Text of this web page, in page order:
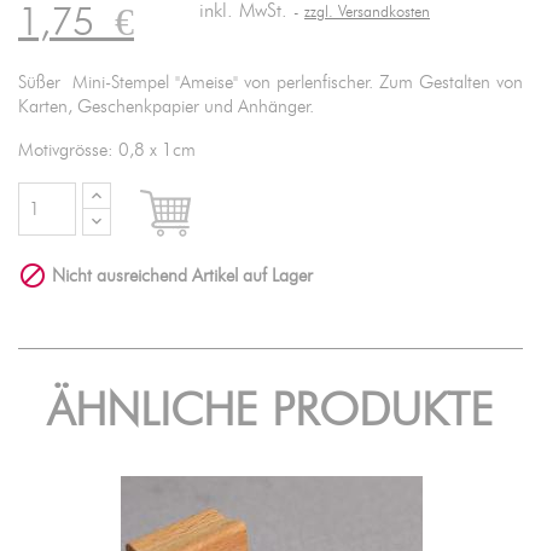
1,75€ inkl. MwSt. zzgl. Versandkosten
Süßer Mini-Stempel "Ameise" von perlenfischer. Zum Gestalten von
Karten, Geschenkpapier und Anhänger.
Motivgrösse: 0,8 x 1cm

 Nicht ausreichend Artikel auf Lager
ÄHNLICHE PRODUKTE